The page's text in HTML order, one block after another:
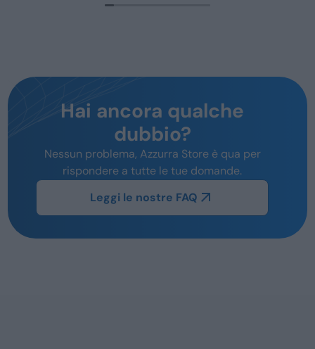
Hai ancora qualche
dubbio?
Nessun problema, Azzurra Store è qua per
rispondere a tutte le tue domande.
Leggi le nostre FAQ